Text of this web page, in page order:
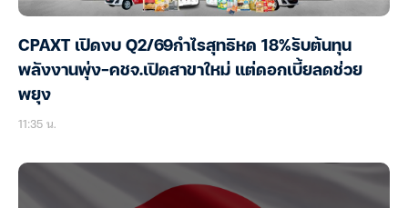
CPAXT เปิดงบ Q2/69กำไรสุทธิหด 18%รับต้นทุน
พลังงานพุ่ง-คชจ.เปิดสาขาใหม่ แต่ดอกเบี้ยลดช่วย
พยุง
11:35 น.